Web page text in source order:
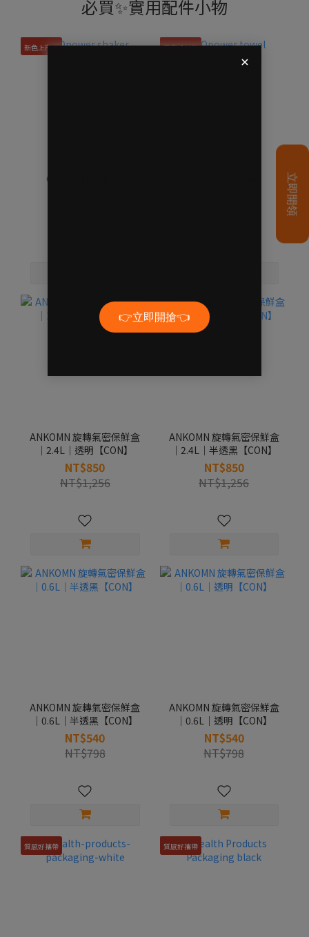
必買✨實用配件小物
新色上市！
GOpower shaker
獨家設計款
ANKOMN 旋轉氣密保鮮盒
｜2.4L｜透明【CON】
NT$850
NT$1,256
ANKOMN 旋轉氣密保鮮盒
｜2.4L｜半透黑【CON】
NT$850
NT$1,256
ANKOMN 旋轉氣密保鮮盒
｜0.6L｜半透黑【CON】
NT$540
NT$798
ANKOMN 旋轉氣密保鮮盒
｜0.6L｜透明【CON】
NT$540
NT$798
質感好攜帶 質感好攜帶